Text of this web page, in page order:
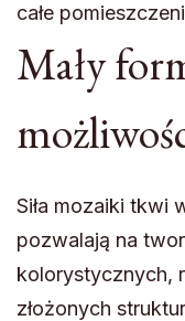
całe
Mały
Siła mozaiki tkwi
pozwalają na
kolorystycznych,
złożonych